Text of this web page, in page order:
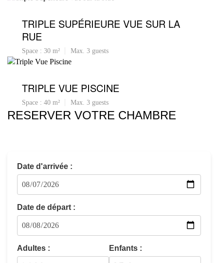
TRIPLE SUPÉRIEURE VUE SUR LA
RUE
Space : 30 m² Max. 3 guests
TRIPLE VUE PISCINE
Space : 40 m² Max. 3 guests
RESERVER VOTRE CHAMBRE
Date d'arrivée :
Date de départ :
Adultes : Enfants :